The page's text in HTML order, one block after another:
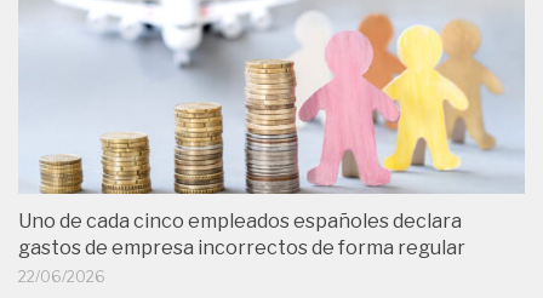
Uno de cada cinco empleados españoles declara
gastos de empresa incorrectos de forma regular
22/06/2026